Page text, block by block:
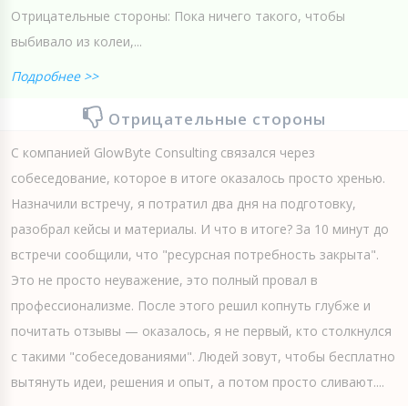
Отрицательные стороны: Пока ничего такого, чтобы
выбивало из колеи,...
Подробнее >>
Отрицательные стороны
С компанией GlowByte Consulting связался через
собеседование, которое в итоге оказалось просто хренью.
Назначили встречу, я потратил два дня на подготовку,
разобрал кейсы и материалы. И что в итоге? За 10 минут до
встречи сообщили, что "ресурсная потребность закрыта".
Это не просто неуважение, это полный провал в
профессионализме. После этого решил копнуть глубже и
почитать отзывы — оказалось, я не первый, кто столкнулся
с такими "собеседованиями". Людей зовут, чтобы бесплатно
вытянуть идеи, решения и опыт, а потом просто сливают....